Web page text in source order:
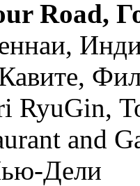
Road,
RyuGin,
and
Дели